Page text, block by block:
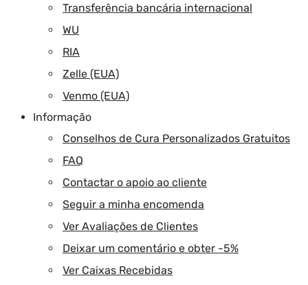
Transferência bancária internacional
WU
RIA
Zelle (EUA)
Venmo (EUA)
Informação
Conselhos de Cura Personalizados Gratuitos
FAQ
Contactar o apoio ao cliente
Seguir a minha encomenda
Ver Avaliações de Clientes
Deixar um comentário e obter -5%
Ver Caixas Recebidas